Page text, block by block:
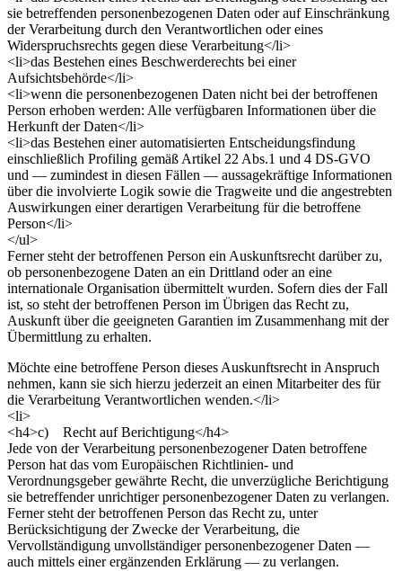
sie betreffenden personenbezogenen Daten oder auf Einschränkung
der Verarbeitung durch den Verantwortlichen oder eines
Widerspruchsrechts gegen diese Verarbeitung</li>
<li>das Bestehen eines Beschwerderechts bei einer
Aufsichtsbehörde</li>
<li>wenn die personenbezogenen Daten nicht bei der betroffenen
Person erhoben werden: Alle verfügbaren Informationen über die
Herkunft der Daten</li>
<li>das Bestehen einer automatisierten Entscheidungsfindung
einschließlich Profiling gemäß Artikel 22 Abs.1 und 4 DS-GVO
und — zumindest in diesen Fällen — aussagekräftige Informationen
über die involvierte Logik sowie die Tragweite und die angestrebten
Auswirkungen einer derartigen Verarbeitung für die betroffene
Person</li>
</ul>
Ferner steht der betroffenen Person ein Auskunftsrecht darüber zu,
ob personenbezogene Daten an ein Drittland oder an eine
internationale Organisation übermittelt wurden. Sofern dies der Fall
ist, so steht der betroffenen Person im Übrigen das Recht zu,
Auskunft über die geeigneten Garantien im Zusammenhang mit der
Übermittlung zu erhalten.
Möchte eine betroffene Person dieses Auskunftsrecht in Anspruch
nehmen, kann sie sich hierzu jederzeit an einen Mitarbeiter des für
die Verarbeitung Verantwortlichen wenden.</li>
<li>
<h4>c) Recht auf Berichtigung</h4>
Jede von der Verarbeitung personenbezogener Daten betroffene
Person hat das vom Europäischen Richtlinien- und
Verordnungsgeber gewährte Recht, die unverzügliche Berichtigung
sie betreffender unrichtiger personenbezogener Daten zu verlangen.
Ferner steht der betroffenen Person das Recht zu, unter
Berücksichtigung der Zwecke der Verarbeitung, die
Vervollständigung unvollständiger personenbezogener Daten —
auch mittels einer ergänzenden Erklärung — zu verlangen.